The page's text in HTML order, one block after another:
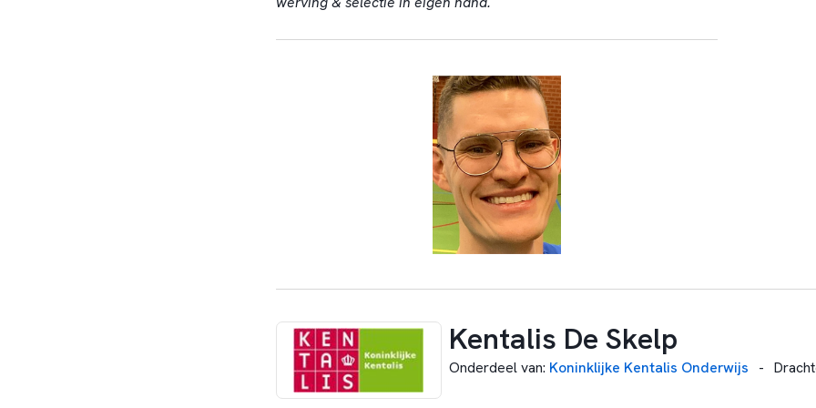
Kentalis De Skelp
Onderdeel van: Koninklijke Kentalis Onderwijs -